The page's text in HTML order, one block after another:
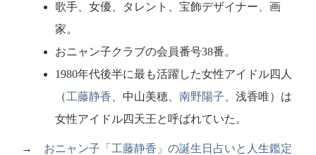
歌手、女優、タレント、宝飾デザイナー、画
家。
おニャン子クラブの会員番号38番。
1980年代後半に最も活躍した女性アイドル四人
（工藤静香 、中山美穂、 南野陽子 、浅香唯）は
女性アイドル四天王と呼ばれていた。
→ おニャン子「工藤静香」の誕生日占いと人生鑑定